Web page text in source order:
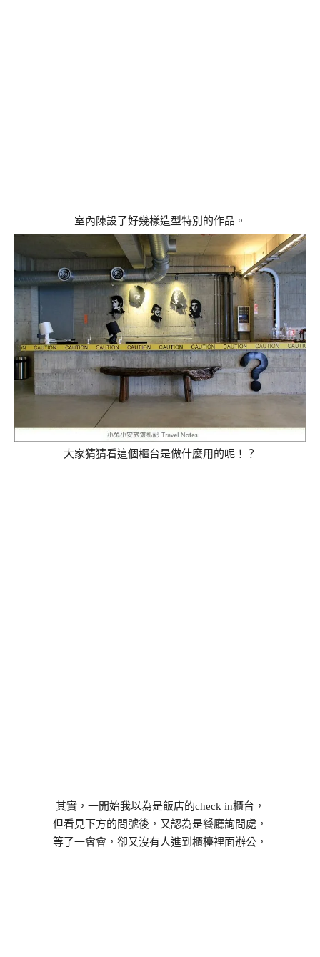
室內陳設了好幾樣造型特別的作品。
大家猜猜看這個櫃台是做什麼用的呢！？
其實，一開始我以為是飯店的check in櫃台，
但看見下方的問號後，又認為是餐廳詢問處，
等了一會會，卻又沒有人進到櫃檯裡面辦公，